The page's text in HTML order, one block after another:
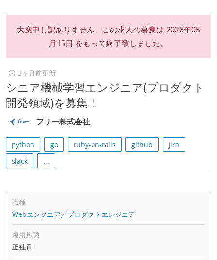
大変申し訳ありません、この求人の募集は 2026年05
月15日 をもって終了致しました。
3ヶ月前更新
シニア機械学習エンジニア(プロダクト
開発領域)を募集！
フリー株式会社
python go ruby-on-rails github
jira
slack
...
職種
Webエンジニア／プロダクトエンジニア
雇用形態
正社員